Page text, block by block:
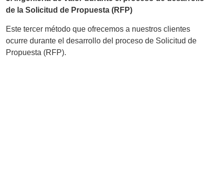
de la Solicitud de Propuesta (RFP)
Este tercer método que ofrecemos a nuestros clientes
ocurre durante el desarrollo del proceso de Solicitud de
Propuesta (RFP).